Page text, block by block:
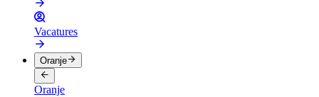
Vacatures
Oranje
Oranje